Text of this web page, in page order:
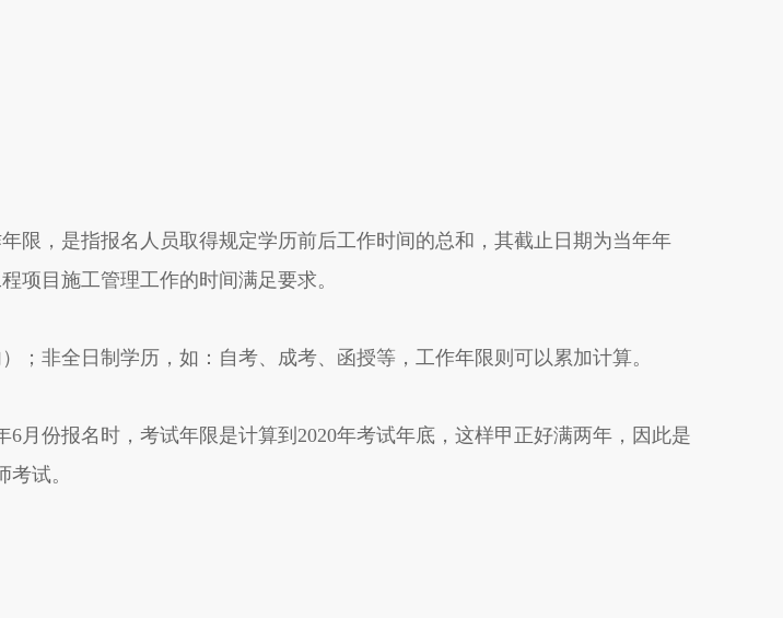
限，是指报名人员取得规定学历前后工作时间的总和，其截止日期为当年年
项目施工管理工作的时间满足要求。
非全日制学历，如：自考、成考、函授等，工作年限则可以累加计算。
月份报名时，考试年限是计算到2020年考试年底，这样甲正好满两年，因此是
试。